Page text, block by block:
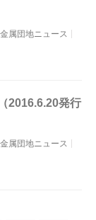
金属団地ニュース
2016.6.20発行
金属団地ニュース